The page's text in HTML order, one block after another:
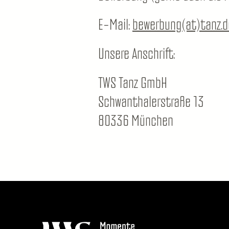
E-Mail:
Unsere Anschrift:
TWS Tanz GmbH
Schwanthalerstraße 13
80336 München